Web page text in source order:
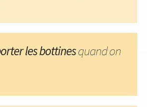
les bottinesquand on